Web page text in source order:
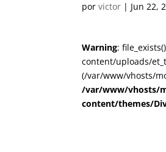
porvictor | Jun 22,
Warning:
content/uploads/
(/var/www/vhosts/
/var/www/vhosts/
content/themes/